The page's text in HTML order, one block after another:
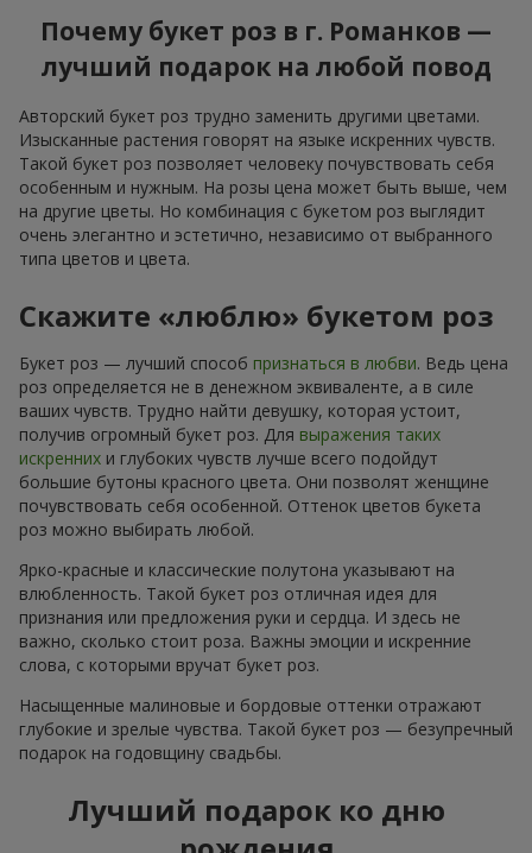
Почему букет роз в г. Романков —
лучший подарок на любой повод
Авторский букет роз трудно заменить другими цветами.
Изысканные растения говорят на языке искренних чувств.
Такой букет роз позволяет человеку почувствовать себя
особенным и нужным. На розы цена может быть выше, чем
на другие цветы. Но комбинация с букетом роз выглядит
очень элегантно и эстетично, независимо от выбранного
типа цветов и цвета.
Скажите «люблю» букетом роз
Букет роз — лучший способ признаться в любви. Ведь цена
роз определяется не в денежном эквиваленте, а в силе
ваших чувств. Трудно найти девушку, которая устоит,
получив огромный букет роз. Для выражения таких
искренних и глубоких чувств лучше всего подойдут
большие бутоны красного цвета. Они позволят женщине
почувствовать себя особенной. Оттенок цветов букета
роз можно выбирать любой.
Ярко-красные и классические полутона указывают на
влюбленность. Такой букет роз отличная идея для
признания или предложения руки и сердца. И здесь не
важно, сколько стоит роза. Важны эмоции и искренние
слова, с которыми вручат букет роз.
Насыщенные малиновые и бордовые оттенки отражают
глубокие и зрелые чувства. Такой букет роз — безупречный
подарок на годовщину свадьбы.
Лучший подарок ко дню